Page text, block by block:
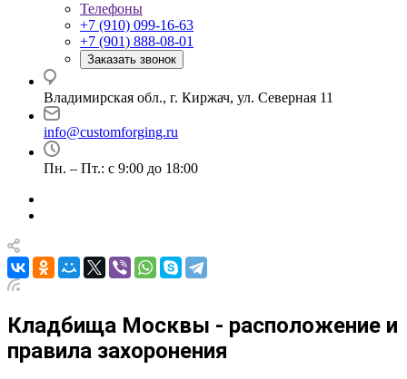
Телефоны
+7 (910) 099-16-63
+7 (901) 888-08-01
Заказать звонок
Владимирская обл., г. Киржач, ул. Северная 11
info@customforging.ru
Пн. – Пт.: с 9:00 до 18:00
Кладбища Москвы - расположение и
правила захоронения